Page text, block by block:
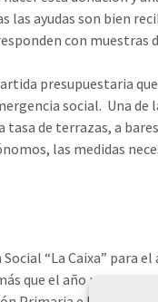
las ayudas son bien
con muestras
presupuestaria
social. Una de
tasa de terrazas, a
las medidas
“La Caixa” para
que el año pasado.